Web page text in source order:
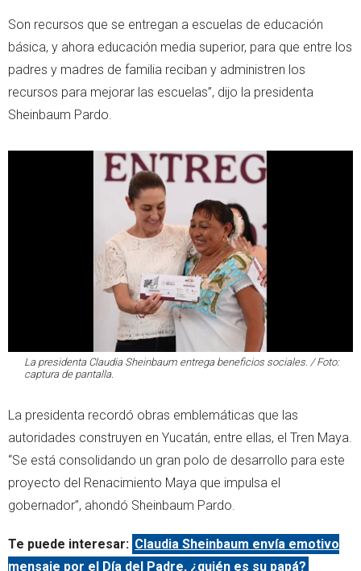
Son recursos que se entregan a escuelas de educación
básica, y ahora educación media superior, para que entre los
padres y madres de familia reciban y administren los
recursos para mejorar las escuelas”, dijo la presidenta
Sheinbaum Pardo.
La presidenta Claudia Sheinbaum entrega beneficios sociales. / Foto:
captura de pantalla.
La presidenta recordó obras emblemáticas que las
autoridades construyen en Yucatán, entre ellas, el Tren Maya.
“Se está consolidando un gran polo de desarrollo para este
proyecto del Renacimiento Maya que impulsa el
gobernador”, ahondó Sheinbaum Pardo.
Te puede interesar: Claudia Sheinbaum envía emotivo
mensaje por el Día del Padre, ¿quién es su papá?